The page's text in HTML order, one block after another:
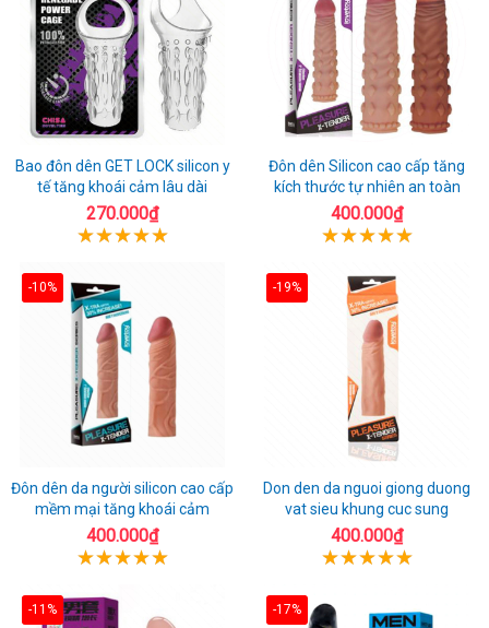
Bao đôn dên GET LOCK silicon y
tế tăng khoái cảm lâu dài
270.000₫
Đôn dên Silicon cao cấp tăng
kích thước tự nhiên an toàn
400.000₫
-10%
Đôn dên da người silicon cao cấp
mềm mại tăng khoái cảm
400.000₫
-19%
Don den da nguoi giong duong
vat sieu khung cuc sung
400.000₫
-11% -17%